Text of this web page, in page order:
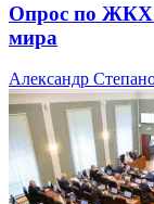
Опрос по ЖКХ
мира
Александр